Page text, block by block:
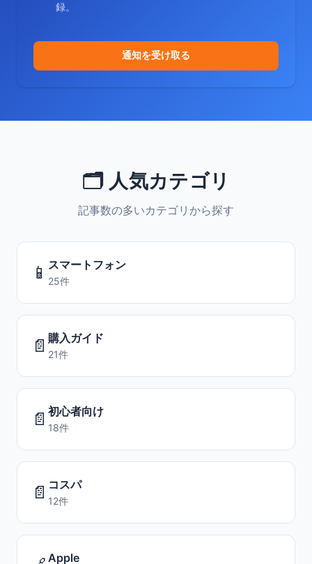
録。
通知を受け取る
🗂️ 人気カテゴリ
記事数の多いカテゴリから探す
📱 スマートフォン
25件
📄 購入ガイド
21件
📄 初心者向け
18件
📄 コスパ
12件
Apple